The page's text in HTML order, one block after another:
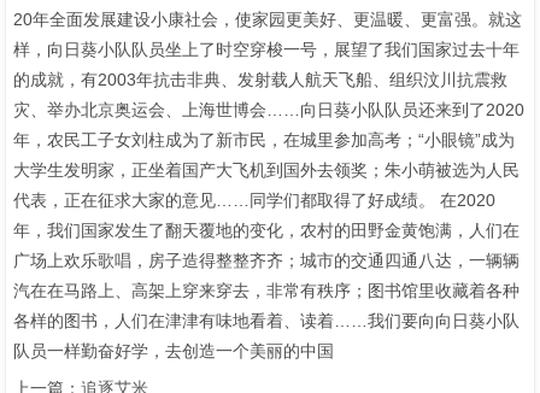
20年全面发展建设小康社会，使家园更美好、更温暖、更富强。就这
样，向日葵小队队员坐上了时空穿梭一号，展望了我们国家过去十年
的成就，有2003年抗击非典、发射载人航天飞船、组织汶川抗震救
灾、举办北京奥运会、上海世博会……向日葵小队队员还来到了2020
年，农民工子女刘柱成为了新市民，在城里参加高考；“小眼镜”成为
大学生发明家，正坐着国产大飞机到国外去领奖；朱小萌被选为人民
代表，正在征求大家的意见……同学们都取得了好成绩。 在2020
年，我们国家发生了翻天覆地的变化，农村的田野金黄饱满，人们在
广场上欢乐歌唱，房子造得整整齐齐；城市的交通四通八达，一辆辆
汽在在马路上、高架上穿来穿去，非常有秩序；图书馆里收藏着各种
各样的图书，人们在津津有味地看着、读着……我们要向向日葵小队
队员一样勤奋好学，去创造一个美丽的中国
上一篇： 追逐艾米